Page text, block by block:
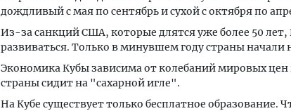
дождливый с мая по сентябрь и сухой с октября по
Из-за санкций США, которые длятся уже более 50
развиваться. Только в минувшем году страны начали
Экономика Кубы зависима от колебаний мировых цен
страны сидит на "сахарной игле".
На Кубе существует только бесплатное образование.